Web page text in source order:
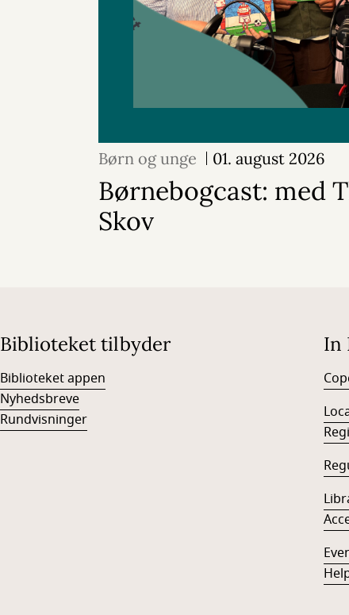
Børn og unge 01. august 2026
Børnebogcast: med
Skov
Biblioteket tilbyder
Biblioteket appen
Nyhedsbreve
Rundvisninger
In